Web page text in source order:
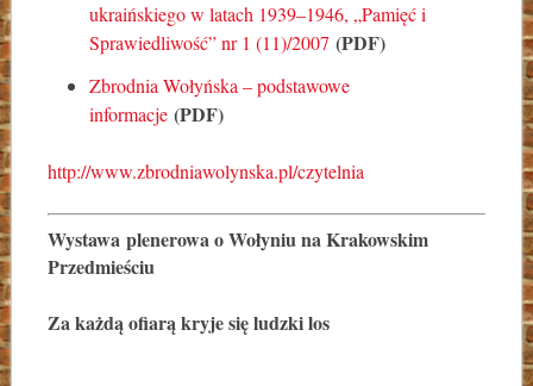
ukraińskiego w latach 1939–1946, „Pamięć i
Sprawiedliwość” nr 1 (11)/2007 (PDF)
Zbrodnia Wołyńska – podstawowe
informacje (PDF)
http://www.zbrodniawolynska.pl/czytelnia
Wystawa plenerowa o Wołyniu na Krakowskim
Przedmieściu
Za każdą ofiarą kryje się ludzki los